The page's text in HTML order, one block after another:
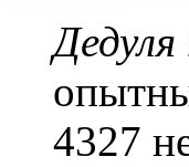
4327